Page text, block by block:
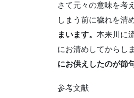
さて元々の意味を考
しまう前に穢れを清
まいます。 本来川に
にお清めしてからし
にお供えしたのが節
参考文献